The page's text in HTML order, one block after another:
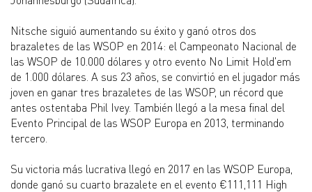
Nitsche siguió aumentando su éxito y ganó otros dos
brazaletes de las WSOP en 2014: el Campeonato Nacional de
las WSOP de 10.000 dólares y otro evento No Limit Hold'em
de 1.000 dólares. A sus 23 años, se convirtió en el jugador más
joven en ganar tres brazaletes de las WSOP, un récord que
antes ostentaba Phil Ivey. También llegó a la mesa final del
Evento Principal de las WSOP Europa en 2013, terminando
tercero.
Su victoria más lucrativa llegó en 2017 en las WSOP Europa,
donde ganó su cuarto brazalete en el evento €111,111 High